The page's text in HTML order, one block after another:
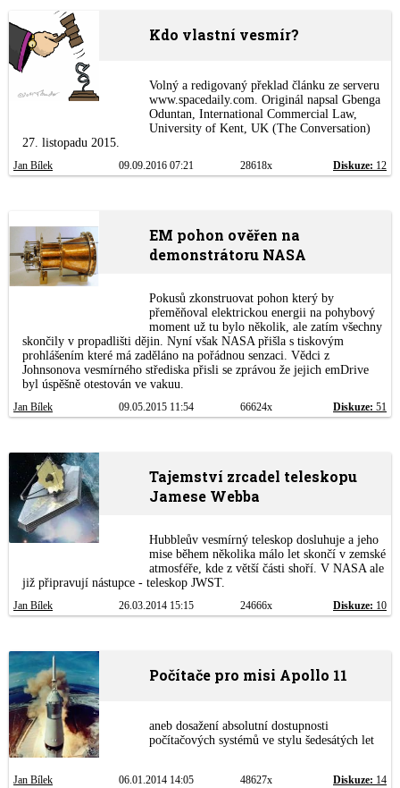
Kdo vlastní vesmír?
Volný a redigovaný překlad článku ze serveru
www.spacedaily.com. Originál napsal Gbenga
Oduntan, International Commercial Law,
University of Kent, UK (The Conversation)
27. listopadu 2015.
Jan Bílek 09.09.2016 07:21 28618x Diskuze: 12
EM pohon ověřen na
demonstrátoru NASA
Pokusů zkonstruovat pohon který by
přeměňoval elektrickou energii na pohybový
moment už tu bylo několik, ale zatím všechny
skončily v propadlišti dějin. Nyní však NASA přišla s tiskovým
prohlášením které má zaděláno na pořádnou senzaci. Vědci z
Johnsonova vesmírného střediska přisli se zprávou že jejich emDrive
byl úspěšně otestován ve vakuu.
Jan Bílek 09.05.2015 11:54 66624x Diskuze: 51
Tajemství zrcadel teleskopu
Jamese Webba
Hubbleův vesmírný teleskop dosluhuje a jeho
mise během několika málo let skončí v zemské
atmosféře, kde z větší části shoří. V NASA ale
již připravují nástupce - teleskop JWST.
Jan Bílek 26.03.2014 15:15 24666x Diskuze: 10
Počítače pro misi Apollo 11
aneb dosažení absolutní dostupnosti
počítačových systémů ve stylu šedesátých let
Jan Bílek 06.01.2014 14:05 48627x Diskuze: 14